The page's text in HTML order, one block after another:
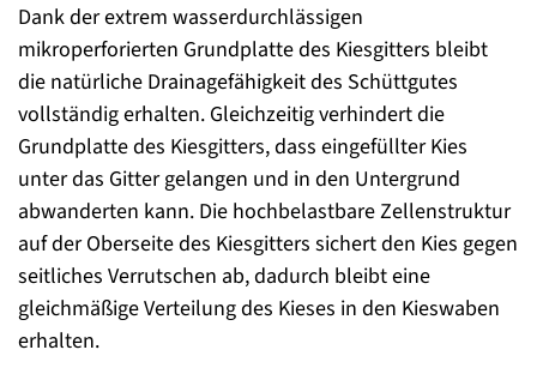
Dank der extrem wasserdurchlässigen
mikroperforierten Grundplatte des Kiesgitters bleibt
die natürliche Drainagefähigkeit des Schüttgutes
vollständig erhalten. Gleichzeitig verhindert die
Grundplatte des Kiesgitters, dass eingefüllter Kies
unter das Gitter gelangen und in den Untergrund
abwanderten kann. Die hochbelastbare Zellenstruktur
auf der Oberseite des Kiesgitters sichert den Kies gegen
seitliches Verrutschen ab, dadurch bleibt eine
gleichmäßige Verteilung des Kieses in den Kieswaben
erhalten.